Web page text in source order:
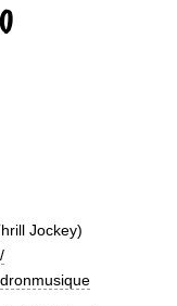
Jockey)